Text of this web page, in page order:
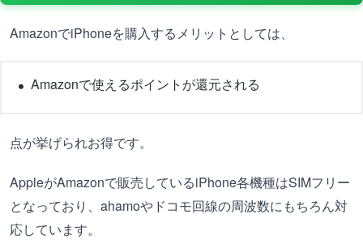
AmazonでiPhoneを購入するメリットとしては、
Amazonで使えるポイントが還元される
点が挙げられお得です。
AppleがAmazonで販売しているiPhone各機種はSIMフリー
となっており、ahamoやドコモ回線の周波数にもちろん対
応しています。